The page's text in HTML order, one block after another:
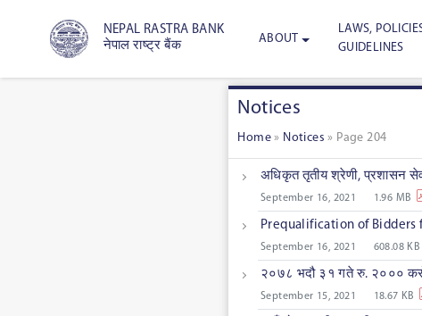
NEPAL RASTRA BANK
नेपाल राष्ट्र बैंक
ABOUT
LAWS,
GUIDELINES
Notices
Home » Notices » Page 204
अधिकृत तृतीय श्रेणी, प्रशासन
September 16, 2021 1.96 MB
Prequalification of
September 16, 2021 608.08 KB
२०७८ भदौ ३१ गते रु. २०००
September 15, 2021 18.67 KB